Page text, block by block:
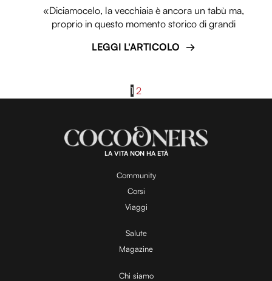
«Diciamocelo, la vecchiaia è ancora un tabù ma,
proprio in questo momento storico di grandi
LEGGI L'ARTICOLO
1 2
LA VITA NON HA ETÀ
Community
Corsi
Viaggi
Salute
Magazine
Chi siamo